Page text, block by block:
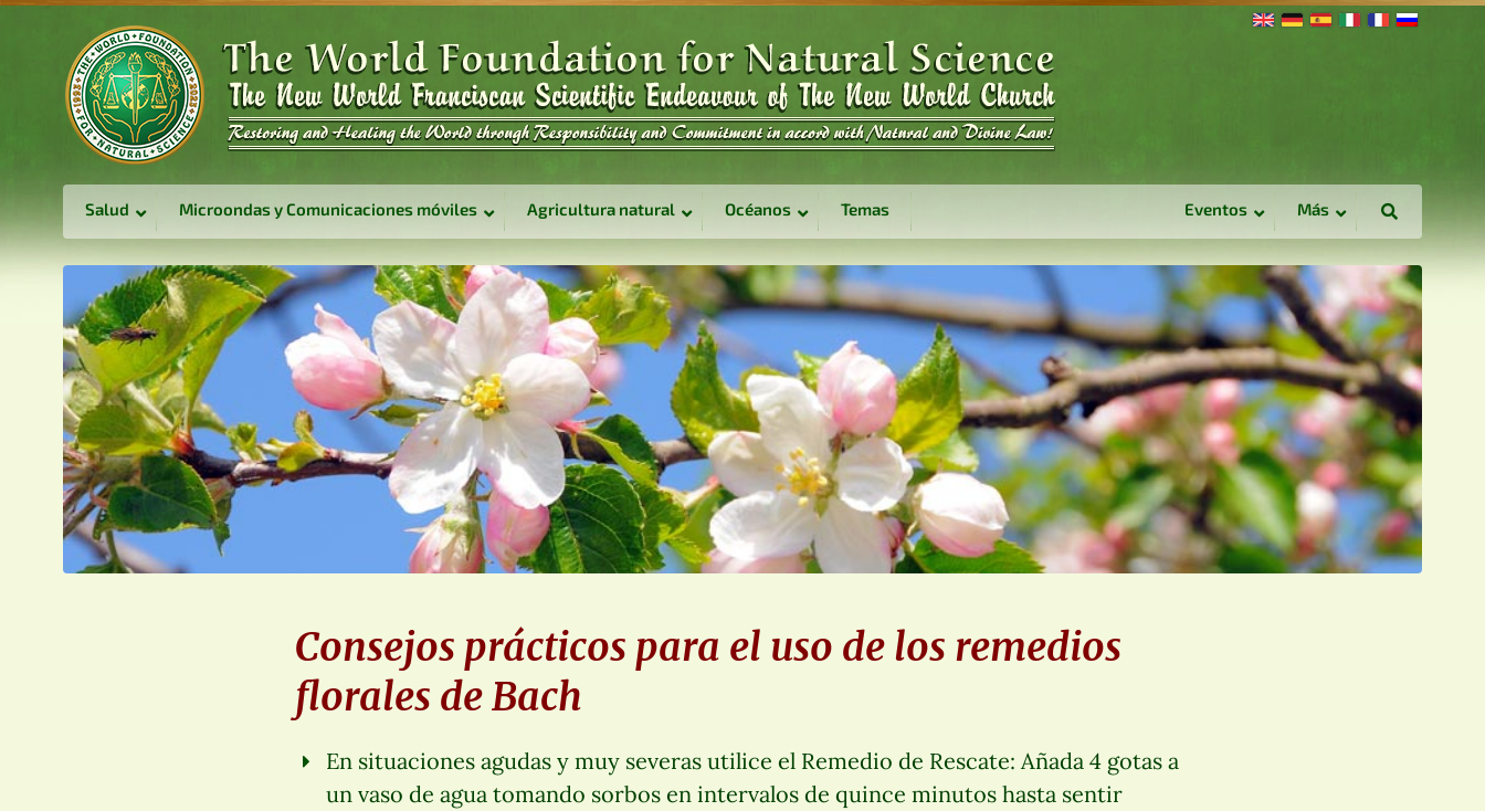
Salud Microondas y Comunicaciones móviles Agricultura natural Océanos Temas Eventos Más
Consejos prácticos para el uso de los remedios
florales de Bach
En situaciones agudas y muy severas utilice el Remedio de Rescate: Añada 4 gotas a
un vaso de agua tomando sorbos en intervalos de quince minutos hasta sentir